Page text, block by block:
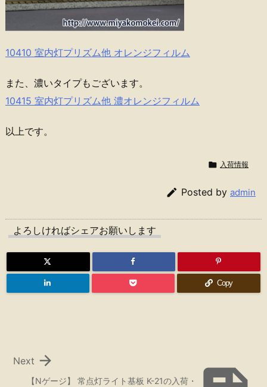
10410 室内灯プリズム他 オレンジフィルム
また、濃いタイプもございます。
10415 室内灯プリズム他 濃オレンジフィルム
以上です。
 入荷情報
 Posted by admin
よろしければシェアお願いします
Copy
【Nゲージ】 常点灯ライト基板 K-21の入荷・

Next